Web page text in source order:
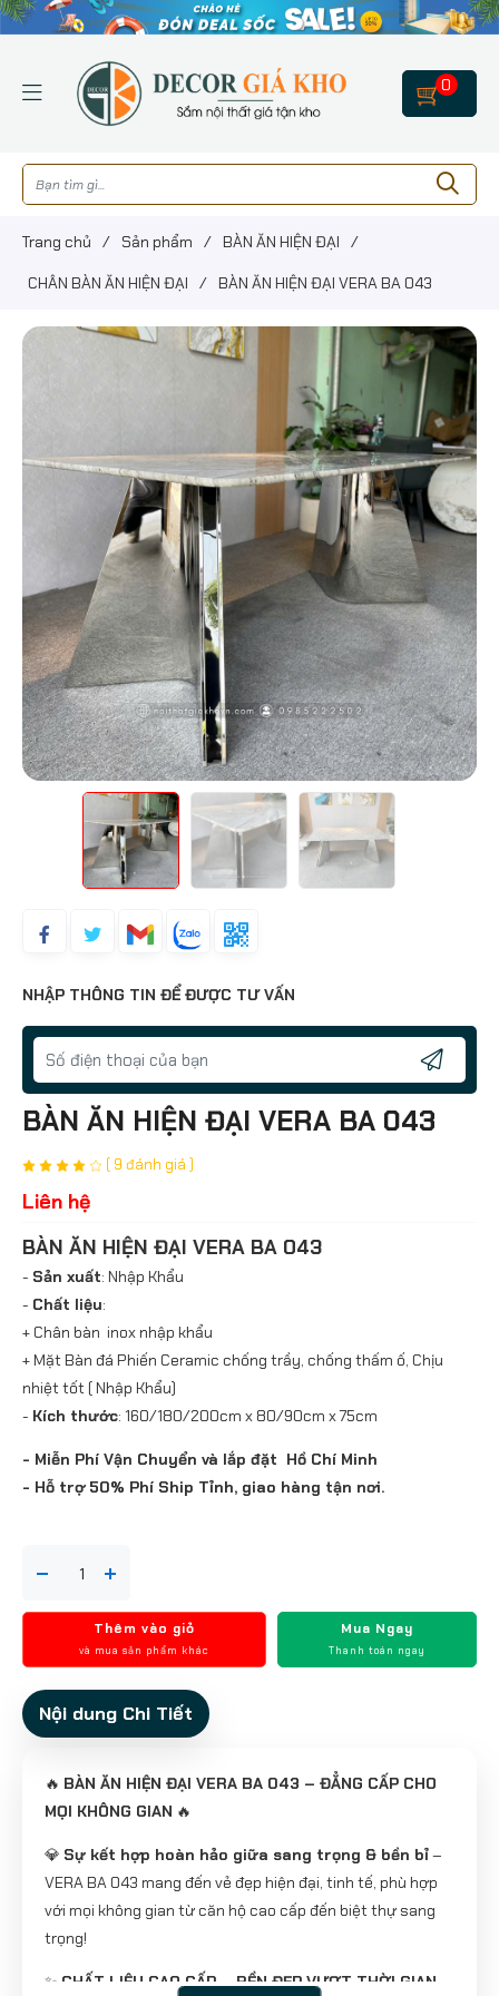
0
Trang chủ / Sản phẩm / BÀN ĂN HIỆN ĐẠI /
CHÂN BÀN ĂN HIỆN ĐẠI / BÀN ĂN HIỆN ĐẠI VERA BA 043
NHẬP THÔNG TIN ĐỂ ĐƯỢC TƯ VẤN
BÀN ĂN HIỆN ĐẠI VERA BA 043
( 9 đánh giá )
Liên hệ
BÀN ĂN HIỆN ĐẠI VERA BA 043
- Sản xuất: Nhập Khẩu
- Chất liệu:
+ Chân bàn inox nhập khẩu
+ Mặt Bàn đá Phiến Ceramic chống trầy, chống thấm ố, Chịu
nhiệt tốt ( Nhập Khẩu)
- Kích thước: 160/180/200cm x 80/90cm x 75cm
- Miễn Phí Vận Chuyển và lắp đặt Hồ Chí Minh
- Hỗ trợ 50% Phí Ship Tỉnh, giao hàng tận nơi.
Thêm vào giỏ
và mua sản phẩm khác
Mua Ngay
Thanh toán ngay
Nội dung Chi Tiết
🔥 BÀN ĂN HIỆN ĐẠI VERA BA 043 – ĐẲNG CẤP CHO
MỌI KHÔNG GIAN 🔥
💎 Sự kết hợp hoàn hảo giữa sang trọng & bền bỉ–
VERA BA 043 mang đến vẻ đẹp hiện đại, tinh tế, phù hợp
với mọi không gian từ căn hộ cao cấp đến biệt thự sang
trọng!
✨ CHẤT LIỆU CAO CẤP – BỀN ĐẸP VƯỢT THỜI GIAN